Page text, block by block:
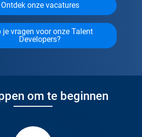
Ontdek onze vacatures
je vragen voor onze Talent
Developers?
om te beginnen